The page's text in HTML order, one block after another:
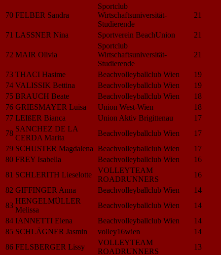
70 FELBER Sandra
Sportclub
Wirtschaftsuniversität-
Studierende
21
71 LASSNER Nina Sportverein BeachUnion 21
72 MAIR Olivia
Sportclub
Wirtschaftsuniversität-
Studierende
21
73 THACI Hasime Beachvolleyballclub Wien
19
74 VALISSIK Bettina Beachvolleyballclub Wien
19
75 BRAUCH Beate Beachvolleyballclub Wien
18
76 GRIESMAYER Luisa Union West-Wien
18
77 LEIßER Bianca Union Aktiv Brigittenau
17
78
SANCHEZ DE LA
CERDA Marita
Beachvolleyballclub Wien
17
79 SCHUSTER Magdalena Beachvolleyballclub Wien
17
80 FREY Isabella Beachvolleyballclub Wien
16
81 SCHLERITH Lieselotte
VOLLEYTEAM
ROADRUNNERS
16
82 GIFFINGER Anna Beachvolleyballclub Wien
14
83
HENGELMÜLLER
Melissa
Beachvolleyballclub Wien
14
84 IANNETTI Elena Beachvolleyballclub Wien
14
85 SCHLÄGNER Jasmin volley16wien
14
86 FELSBERGER Lissy
VOLLEYTEAM
ROADRUNNERS
13